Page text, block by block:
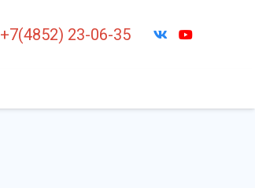
+7(4852) 23-06-35